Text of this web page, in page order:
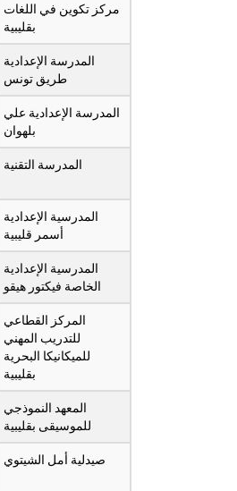
مركز تكوين في اللغات
بقليبية
المدرسة الإعدادية
طريق تونس
المدرسة الإعدادية علي
بلهوان
المدرسة التقنية
المدرسية الإعدادية
أسمر قليبية
المدرسية الإعدادية
الخاصة فيكتور هيقو
المركز القطاعي
للتدريب المهني
للميكانيكا البحرية
بقليبية
المعهد النموذجي
للموسيقى بقليبية
صيدلية أمل الشيتوي